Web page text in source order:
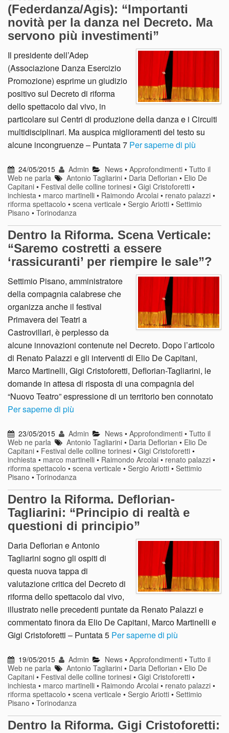
(Federdanza/Agis): “Importanti
novità per la danza nel Decreto. Ma
servono più investimenti”
Il presidente dell’Adep
(Associazione Danza Esercizio
Promozione) esprime un giudizio
positivo sul Decreto di riforma
dello spettacolo dal vivo, in
particolare sui Centri di produzione della danza e i Circuiti
multidisciplinari. Ma auspica miglioramenti del testo su
alcune incongruenze – Puntata 7 Per saperne di più
24/05/2015 Admin News• Approfondimenti• Tutto il
Web ne parla
Antonio Tagliarini • Daria Deflorian • Elio De
Capitani • Festival delle colline torinesi • Gigi Cristoforetti •
inchiesta • marco martinelli • Raimondo Arcolai • renato palazzi •
riforma spettacolo • scena verticale • Sergio Ariotti • Settimio
Pisano • Torinodanza
Dentro la Riforma. Scena Verticale:
“Saremo costretti a essere
‘rassicuranti’ per riempire le sale”?
Settimio Pisano, amministratore
della compagnia calabrese che
organizza anche il festival
Primavera dei Teatri a
Castrovillari, è perplesso da
alcune innovazioni contenute nel Decreto. Dopo l’articolo
di Renato Palazzi e gli interventi di Elio De Capitani,
Marco Martinelli, Gigi Cristoforetti, Deflorian-Tagliarini, le
domande in attesa di risposta di una compagnia del
“Nuovo Teatro” espressione di un territorio ben connotato
Per saperne di più
23/05/2015 Admin News• Approfondimenti• Tutto il
Web ne parla
Antonio Tagliarini • Daria Deflorian • Elio De
Capitani • Festival delle colline torinesi • Gigi Cristoforetti •
inchiesta • marco martinelli • Raimondo Arcolai • renato palazzi •
riforma spettacolo • scena verticale • Sergio Ariotti • Settimio
Pisano • Torinodanza
Dentro la Riforma. Deflorian-
Tagliarini: “Principio di realtà e
questioni di principio”
Daria Deflorian e Antonio
Tagliarini sogno gli ospiti di
questa nuova tappa di
valutazione critica del Decreto di
riforma dello spettacolo dal vivo,
illustrato nelle precedenti puntate da Renato Palazzi e
commentato finora da Elio De Capitani, Marco Martinelli e
Gigi Cristoforetti – Puntata 5 Per saperne di più
19/05/2015 Admin News• Approfondimenti• Tutto il
Web ne parla
Antonio Tagliarini • Daria Deflorian • Elio De
Capitani • Festival delle colline torinesi • Gigi Cristoforetti •
inchiesta • marco martinelli • Raimondo Arcolai • renato palazzi •
riforma spettacolo • scena verticale • Sergio Ariotti • Settimio
Pisano • Torinodanza
Dentro la Riforma. Gigi Cristoforetti: